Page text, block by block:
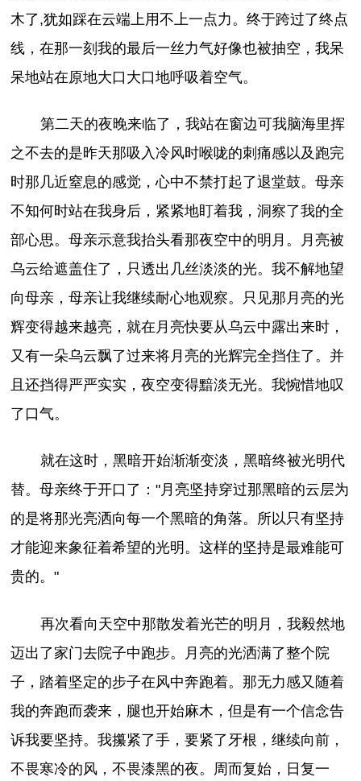
木了,犹如踩在云端上用不上一点力。终于跨过了终点
线，在那一刻我的最后一丝力气好像也被抽空，我呆
呆地站在原地大口大口地呼吸着空气。
第二天的夜晚来临了，我站在窗边可我脑海里挥
之不去的是昨天那吸入冷风时喉咙的刺痛感以及跑完
时那几近窒息的感觉，心中不禁打起了退堂鼓。母亲
不知何时站在我身后，紧紧地盯着我，洞察了我的全
部心思。母亲示意我抬头看那夜空中的明月。月亮被
乌云给遮盖住了，只透出几丝淡淡的光。我不解地望
向母亲，母亲让我继续耐心地观察。只见那月亮的光
辉变得越来越亮，就在月亮快要从乌云中露出来时，
又有一朵乌云飘了过来将月亮的光辉完全挡住了。并
且还挡得严严实实，夜空变得黯淡无光。我惋惜地叹
了口气。
就在这时，黑暗开始渐渐变淡，黑暗终被光明代
替。母亲终于开口了："月亮坚持穿过那黑暗的云层为
的是将那光亮洒向每一个黑暗的角落。所以只有坚持
才能迎来象征着希望的光明。这样的坚持是最难能可
贵的。"
再次看向天空中那散发着光芒的明月，我毅然地
迈出了家门去院子中跑步。月亮的光洒满了整个院
子，踏着坚定的步子在风中奔跑着。那无力感又随着
我的奔跑而袭来，腿也开始麻木，但是有一个信念告
诉我要坚持。我攥紧了手，要紧了牙根，继续向前，
不畏寒冷的风，不畏漆黑的夜。周而复始，日复一